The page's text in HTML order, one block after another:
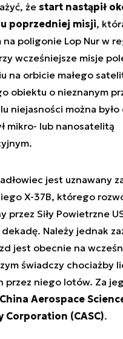
że start nastąpił
poprzedniej misji,
na poligonie Lop Nur w
wcześniejsze misje
na orbicie małego
obiektu o nieznanym
niejasności można
mikro- lub nanosatelitą
jest uznawany
X-37B, którego
przez Siły Powietrzne
Należy jednak
jest obecnie na
świadczy chociażby
przez niego lotów. Za
China Aerospace
Corporation (CASC).